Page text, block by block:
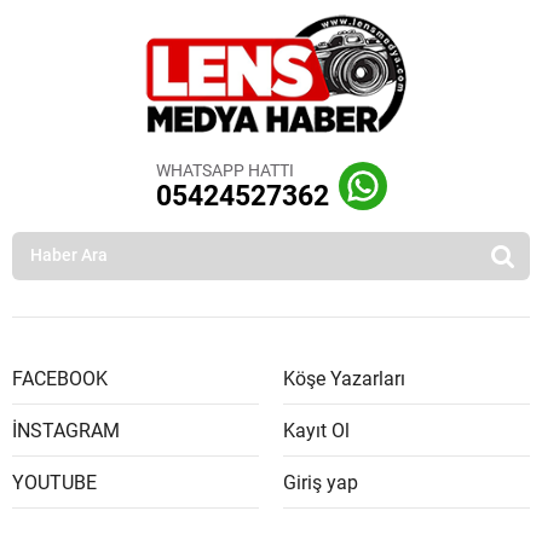
WHATSAPP HATTI
05424527362
FACEBOOK
İNSTAGRAM
YOUTUBE
Köşe Yazarları
Kayıt Ol
Giriş yap